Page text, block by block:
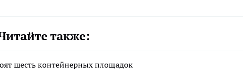
также:
шесть контейнерных площадок